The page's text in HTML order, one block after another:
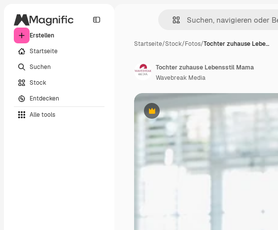
Erstellen
Startseite
Suchen
Stock
Entdecken
Alle tools
Startseite/Stock/Fotos/Tochter zuhause Lebe…
Premium
Tochter zuhause Lebensstil Mama
Wavebreak Media